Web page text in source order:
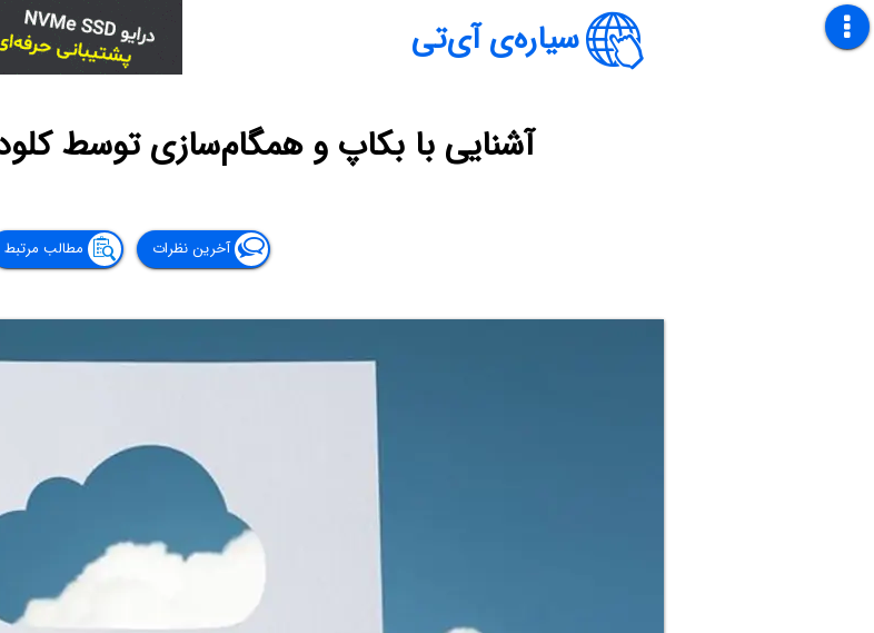
سیاره‌ی آی‌تی
آشنایی با بکاپ و همگام‌سازی توسط
آخرین نظرات مطالب مرتبط